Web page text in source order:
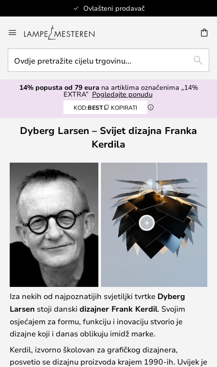
Ovlašteni prodavač
to
Content
pretražite
cijelu
trgovinu...
TRAŽI
14% popusta od 79 eurana artiklima označenima „14%
EXTRA” Pogledajte ponudu
KOD:BEST KOPIRATI
Dyberg Larsen – Svijet dizajna Franka
Kerdila
Iza nekih od najpoznatijih svjetiljki tvrtke Dyberg
Larsen stoji danski dizajner Frank Kerdil. Svojim
osjećajem za formu, funkciju i inovaciju stvorio je
dizajne koji i danas oblikuju imidž marke.
Kerdil, izvorno školovan za grafičkog dizajnera,
posvetio se dizajnu proizvoda krajem 1990-ih. Uvijek je